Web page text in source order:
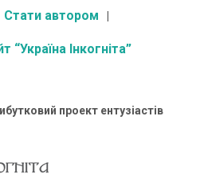
Стати автором
“Україна Інкогніта”
проект ентузіастів